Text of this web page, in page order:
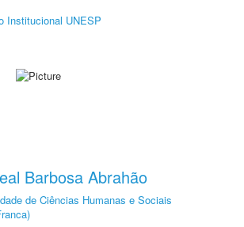
Institucional UNESP
Barbosa Abrahão
de Ciências Humanas e Sociais